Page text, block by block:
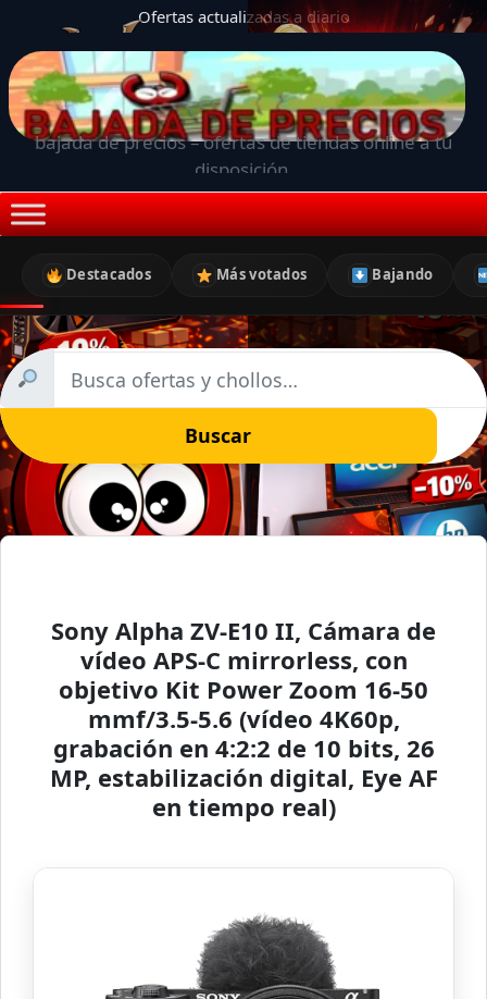
Ofertas actualizadas a diario
bajada de precios – ofertas de tiendas online a tu
disposición.
Destacados Más votados Bajando
Buscar
Sony Alpha ZV-E10 II, Cámara de
vídeo APS-C mirrorless, con
objetivo Kit Power Zoom 16-50
mmf/3.5-5.6 (vídeo 4K60p,
grabación en 4:2:2 de 10 bits, 26
MP, estabilización digital, Eye AF
en tiempo real)